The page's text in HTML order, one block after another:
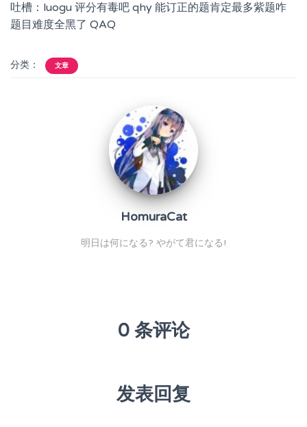
吐槽：luogu 评分有毒吧 qhy 能订正的题肯定最多紫题咋
题目难度全黑了 QAQ
分类： 文章
HomuraCat
明日は何になる? やがて君になる!
0 条评论
发表回复